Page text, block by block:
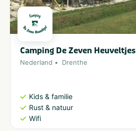
Camping De Zeven Heuveltjes
Nederland Drenthe
Kids & familie
Rust & natuur
Wifi